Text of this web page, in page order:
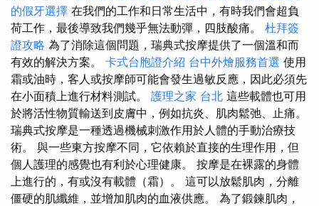
的假牙選擇 在我們的工作和日常生活中，有時我們會超負
荷工作，最後導致我們幾乎無法動彈，四肢酸痛。 杜拜簽
證攻略 為了消除這個問題，瑞典式按摩提供了一個溫和而
有效的解決方案。 卡式台胞證介紹 台中外燴服務首選 使用
霜或油時，客人或按摩師可能會發生過敏反應，因此必須先
在小面積上進行材料測試。 護理之家 台北 這些載體也可用
於將活性物質輸送到皮膚中，例如抗炎、肌肉鬆弛、止痛。
瑞典式按摩是一種透過機械刺激作用於人體的手動治療技
術。 與一些東方按摩不同，它依賴於直接的生理作用，但
個人護理的感覺也有利於心理健康。 按摩是在裸露的身體
上進行的，有或沒有載體（霜）。 這可以放鬆肌肉，分離
僵硬的肌纖維，並增加肌肉的血液供應。 為了鍛鍊肌肉，